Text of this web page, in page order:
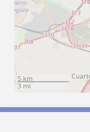
5 km
3 mi